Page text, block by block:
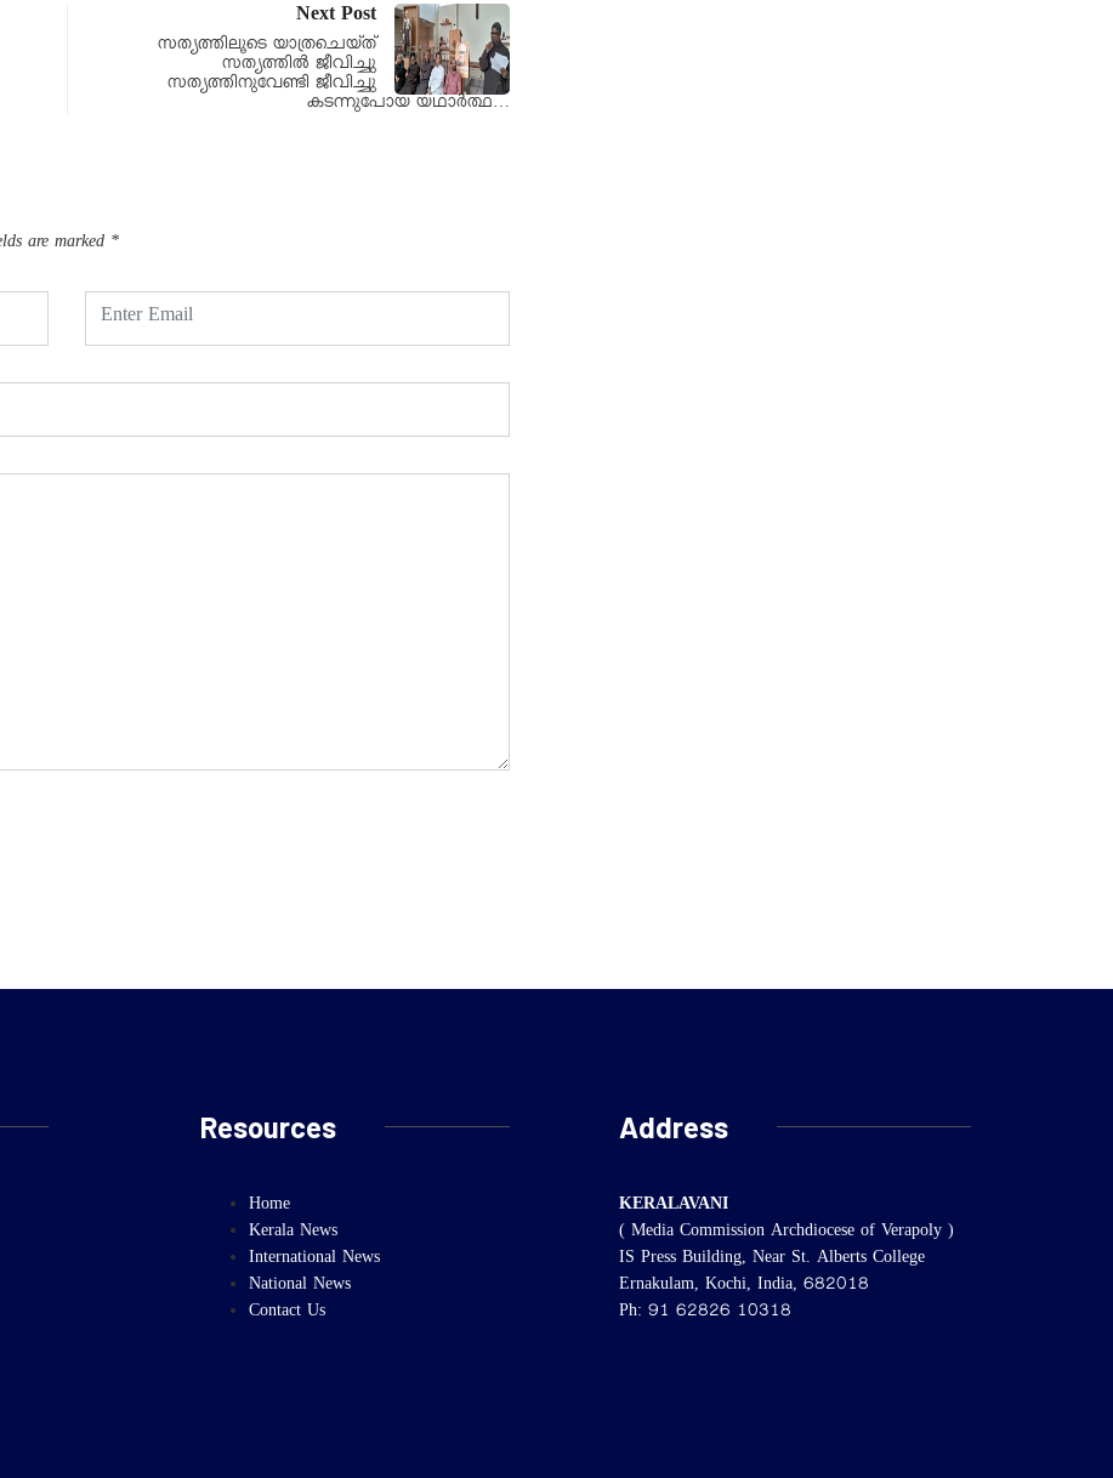
Next Post
സത്യത്തിലൂടെ യാത്രചെയ്ത്
സത്യത്തിൽ ജീവിച്ചു
സത്യത്തിനുവേണ്ടി ജീവിച്ചു
കടന്നുപോയ യഥാർത്ഥ…
are marked *
Resources
Home
Kerala News
International News
National News
Contact Us
Address
KERALAVANI
( Media Commission Archdiocese of Verapoly )
IS Press Building, Near St. Alberts College
Ernakulam, Kochi, India, 682018
Ph: 91 62826 10318